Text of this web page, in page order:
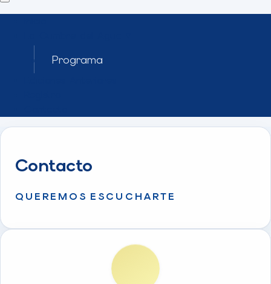
Programa
Contacto
QUEREMOS ESCUCHARTE